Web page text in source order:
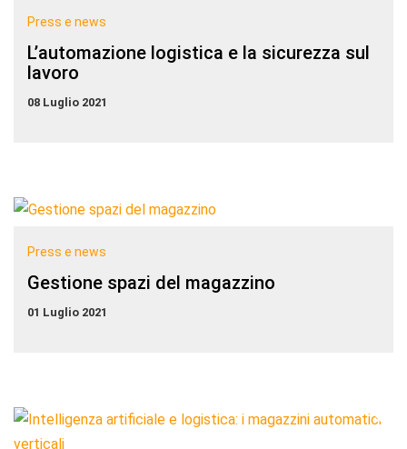
Press e news
L’automazione logistica e la sicurezza sul
lavoro
08 Luglio 2021
Press e news
Gestione spazi del magazzino
01 Luglio 2021